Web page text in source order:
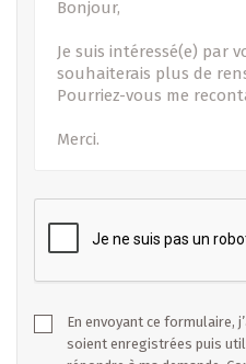
En envoyant ce formulaire,
soient enregistrées puis